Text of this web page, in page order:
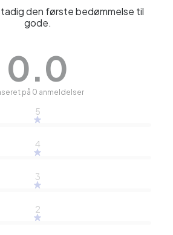
den første bedømmelse til
gode.
0.0
på 0 anmeldelser
5
4
3
2